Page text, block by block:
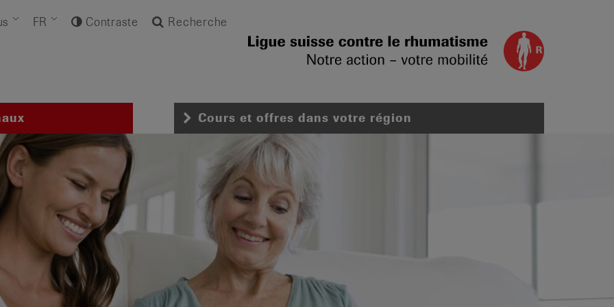
FR Contraste Recherche
Cours et offres dans votre région